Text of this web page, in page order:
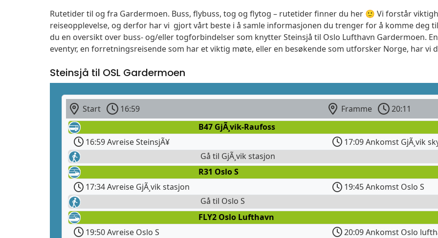
Rutetider til og fra Gardermoen. Buss, flybuss, tog og flytog – rutetider finner du her 🙂 Vi forstår
reiseopplevelse, og derfor har vi gjort vårt beste i å samle informasjonen du trenger for å komme deg
du en oversikt over buss- og/eller togforbindelser som knytter Steinsjå til Oslo Lufthavn Gardermoen.
eventyr, en forretningsreisende som har et viktig møte, eller en besøkende som utforsker Norge, har vi
Steinsjå til OSL Gardermoen
Start 16:59 Framme
20:11
B47 GjÃ¸vik-Raufoss
16:59 Avreise SteinsjÃ¥
17:09 Ankomst GjÃ¸vik
Gå til GjÃ¸vik stasjon
R31 Oslo S
17:34 Avreise GjÃ¸vik stasjon
19:45 Ankomst Oslo S
Gå til Oslo S
FLY2 Oslo Lufthavn
19:50 Avreise Oslo S
20:09 Ankomst Oslo